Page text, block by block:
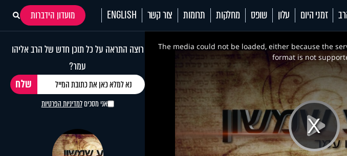
זמני היום עלון שופס מחלקות תרומות צור קשר ENGLISH
מועדון הידברות
This
modalThe media could not be loaded, either because the
format is not
רוצה התראה על כל תוכן חדש של הרב אליהו
עמר?
אני מסכיםלמדיניות הפרטיות